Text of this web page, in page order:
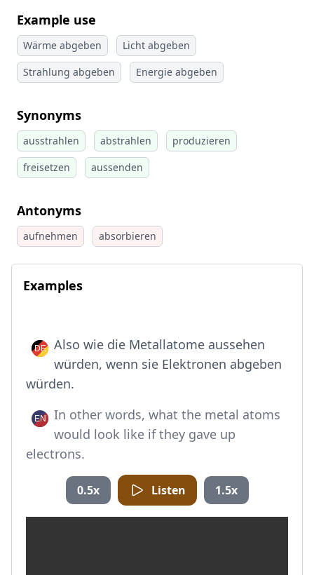
Example use
Wärme abgeben
Licht abgeben
Strahlung abgeben
Energie abgeben
Synonyms
ausstrahlen abstrahlen
produzieren
freisetzen
aussenden
Antonyms
aufnehmen absorbieren
Examples
Also wie die Metallatome aussehen
würden, wenn sie Elektronen abgeben
würden.
In other words, what the metal atoms
would look like if they gave up
electrons.
0.5x Listen 1.5x